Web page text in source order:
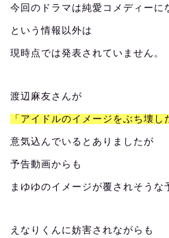
今回のドラマは純愛コメディーに
という情報以外は
現時点では発表されていません。
渡辺麻友さんが
「アイドルのイメージをぶち壊し
意気込んでいるとありましたが
予告動画からも
まゆゆのイメージが覆されそうな
えなりくんに妨害されながらも